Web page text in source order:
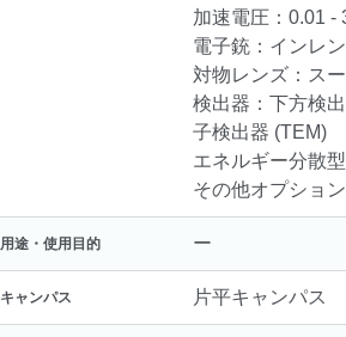
加速電圧：0.01 -
電子銃：インレ
対物レンズ：ス
検出器：下方検
子検出器 (TEM)
エネルギー分散
その他オプショ
用途・使用目的 ー
キャンパス 片平キャンパス